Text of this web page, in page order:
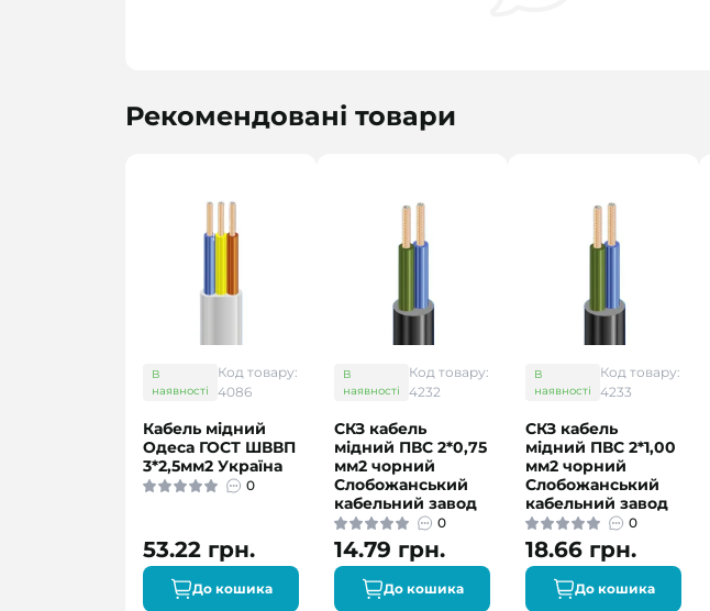
Рекомендовані товари
В
наявності
Код товару:
4086
Кабель мідний
Одеса ГОСТ ШВВП
3*2,5мм2 Україна
0
53.22 грн.
До кошика
В
наявності
Код товару:
4232
СКЗ кабель
мідний ПВС 2*0,75
мм2 чорний
Слобожанський
кабельний завод
0
14.79 грн.
До кошика
В
наявності
Код товару:
4233
СКЗ кабель
мідний ПВС 2*1,00
мм2 чорний
Слобожанський
кабельний завод
0
18.66 грн.
До кошика